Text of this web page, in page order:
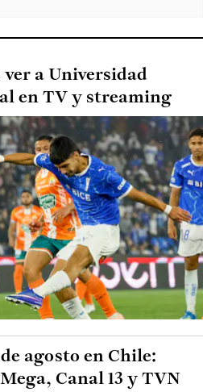
a Universidad
en TV y streaming
agosto en Chile:
Canal 13 y TVN